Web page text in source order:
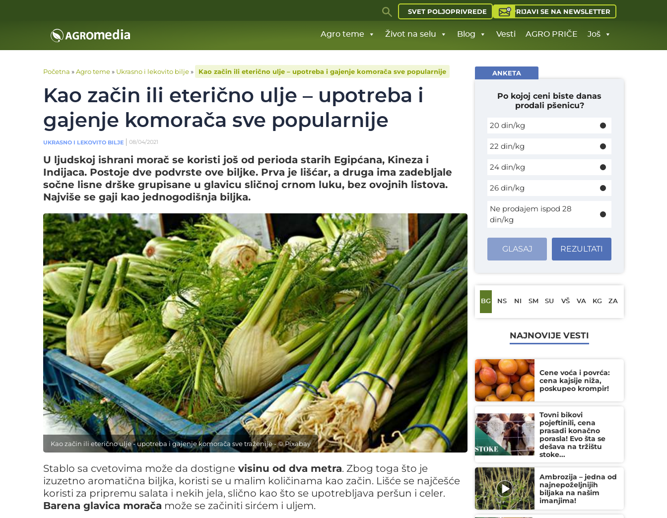
SVET POLJOPRIVREDE PRIJAVI SE NA NEWSLETTER
Agro teme Život na selu Blog Vesti AGRO PRIČE Još
Početna »Agro teme» Ukrasno i lekovito bilje» Kao začin ili eterično ulje – upotreba i gajenje komorača sve popularnije
Kao začin ili eterično ulje – upotreba i
gajenje komorača sve popularnije
UKRASNO I LEKOVITO BILJE 08/04/2021
U ljudskoj ishrani morač se koristi još od perioda starih Egipćana, Kineza i
Indijaca. Postoje dve podvrste ove biljke. Prva je lišćar, a druga ima zadebljale
sočne lisne drške grupisane u glavicu sličnoj crnom luku, bez ovojnih listova.
Najviše se gaji kao jednogodišnja biljka.
Kao začin ili eterično ulje - upotreba i gajenje komorača sve traženije - © Pixabay
Stablo sa cvetovima može da dostigne visinu od dva metra. Zbog toga što je
izuzetno aromatična biljka, koristi se u malim količinama kao začin. Lišće se najčešće
koristi za pripremu salata i nekih jela, slično kao što se upotrebljava peršun i celer.
Barena glavica morača može se začiniti sirćem i uljem.
ANKETA
Po kojoj ceni biste danas
prodali pšenicu?
20 din/kg
22 din/kg
24 din/kg
26 din/kg
Ne prodajem ispod 28
din/kg
GLASAJ REZULTATI
BG NS NI SM SU VŠ VA KG ZA
NAJNOVIJE VESTI
Cene voća i povrća:
cena kajsije niža,
poskupeo krompir!
Tovni bikovi
pojeftinili, cena
prasadi konačno
porasla! Evo šta se
dešava na tržištu
stoke...
Ambrozija – jedna od
najnepoželjnijih
biljaka na našim
imanjima!